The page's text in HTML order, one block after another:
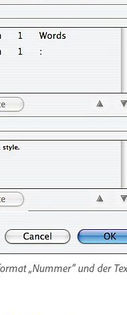
„Nummer“ und der